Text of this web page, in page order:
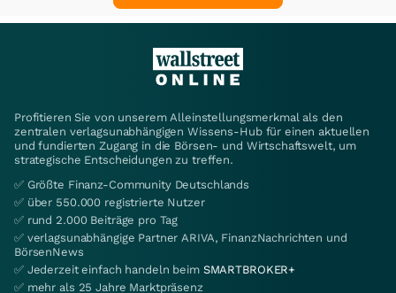
Profitieren Sie von unserem Alleinstellungsmerkmal als den
zentralen verlagsunabhängigen Wissens-Hub für einen aktuellen
und fundierten Zugang in die Börsen- und Wirtschaftswelt, um
strategische Entscheidungen zu treffen.
✅ Größte Finanz-Community Deutschlands
✅ über 550.000 registrierte Nutzer
✅ rund 2.000 Beiträge pro Tag
✅ verlagsunabhängige Partner ARIVA, FinanzNachrichten und
BörsenNews
✅ Jederzeit einfach handeln beim SMARTBROKER+
✅ mehr als 25 Jahre Marktpräsenz